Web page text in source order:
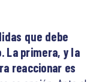
que debe
La primera, y la
reaccionar es